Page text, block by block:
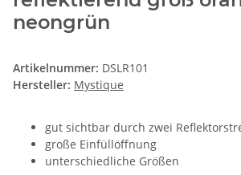
neongrün
Artikelnummer: DSLR101
Hersteller: Mystique
gut sichtbar durch zwei
große Einfüllöffnung
unterschiedliche Größen